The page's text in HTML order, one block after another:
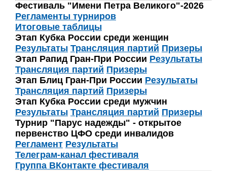
Фестиваль "Имени Петра Великого"-2026
Регламенты турниров
Итоговые таблицы
Этап Кубка России среди женщин
Результаты Трансляция партий Призеры
Этап Рапид Гран-При России Результаты
Трансляция партий Призеры
Этап Блиц Гран-При России Результаты
Трансляция партий Призеры
Этап Кубка России среди мужчин
Результаты Трансляция партий Призеры
Турнир "Парус надежды" - открытое
первенство ЦФО среди инвалидов
Регламент Результаты
Телеграм-канал фестиваля
Группа ВКонтакте фестиваля